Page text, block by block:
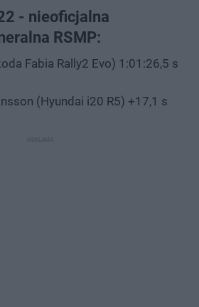
- nieoficjalna
RSMP:
Fabia Rally2 Evo) 1:01:26,5 s
(Hyundai i20 R5) +17,1 s